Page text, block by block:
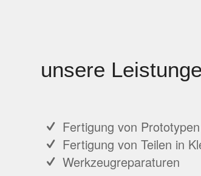
unsere
Fertigung von Prototypen
Fertigung von Teilen in
Werkzeugreparaturen